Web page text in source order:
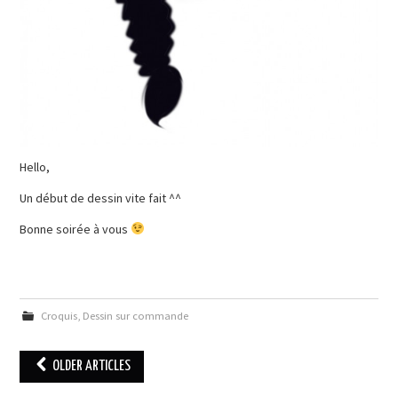
Hello,
Un début de dessin vite fait ^^
Bonne soirée à vous
Croquis, Dessin sur commande
OLDER ARTICLES